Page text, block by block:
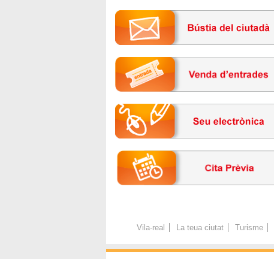
Vila-real La teua ciutat Turisme